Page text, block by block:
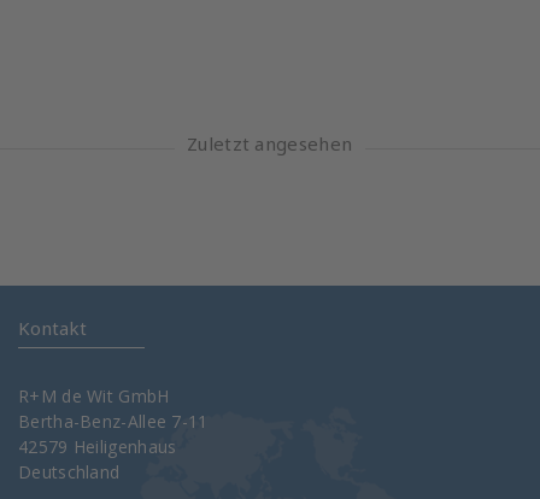
Zuletzt angesehen
Kontakt
R+M de Wit GmbH
Bertha-Benz-Allee 7-11
42579 Heiligenhaus
Deutschland